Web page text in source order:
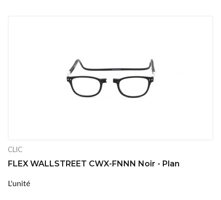
CLIC
FLEX WALLSTREET CWX-FNNN Noir - Plan
L'unité